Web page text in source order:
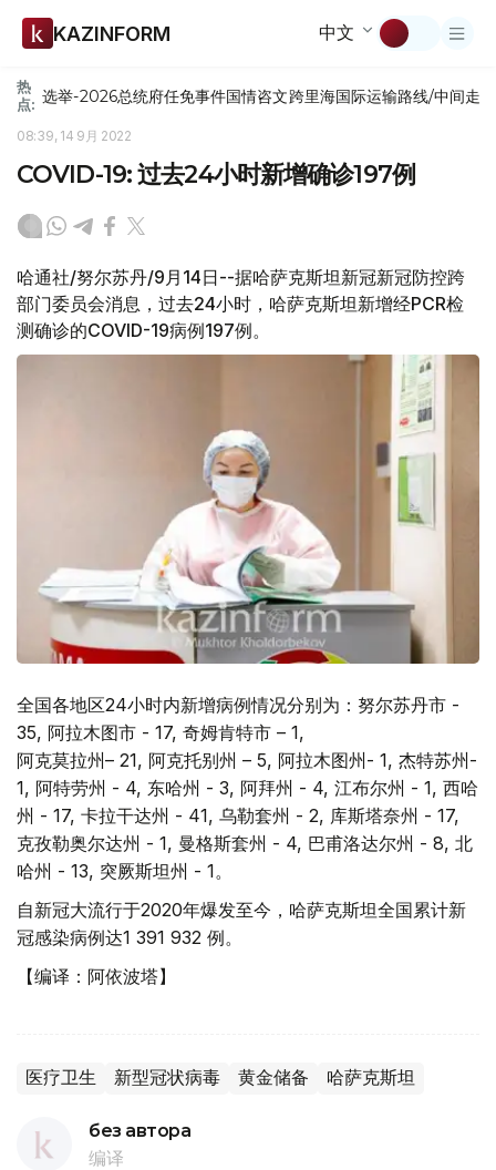
KAZINFORM 中文
热
点: 选举-2026总统府任免事件国情咨文跨里海国际运输路线/中间走廊
08:39, 14 9月 2022
COVID-19: 过去24小时新增确诊197例
哈通社/努尔苏丹/9月14日--据哈萨克斯坦新冠新冠防控跨
部门委员会消息，过去24小时，哈萨克斯坦新增经PCR检
测确诊的COVID-19病例197例。
全国各地区24小时内新增病例情况分别为：努尔苏丹市 -
35, 阿拉木图市 - 17, 奇姆肯特市 – 1,
阿克莫拉州– 21, 阿克托别州 – 5, 阿拉木图州- 1, 杰特苏州-
1, 阿特劳州 - 4, 东哈州 - 3, 阿拜州 - 4, 江布尔州 - 1, 西哈
州 - 17, 卡拉干达州 - 41, 乌勒套州 - 2, 库斯塔奈州 - 17,
克孜勒奥尔达州 - 1, 曼格斯套州 - 4, 巴甫洛达尔州 - 8, 北
哈州 - 13, 突厥斯坦州 - 1。
自新冠大流行于2020年爆发至今，哈萨克斯坦全国累计新
冠感染病例达1 391 932 例。
【编译：阿依波塔】
医疗卫生 新型冠状病毒 黄金储备 哈萨克斯坦
без автора
编译